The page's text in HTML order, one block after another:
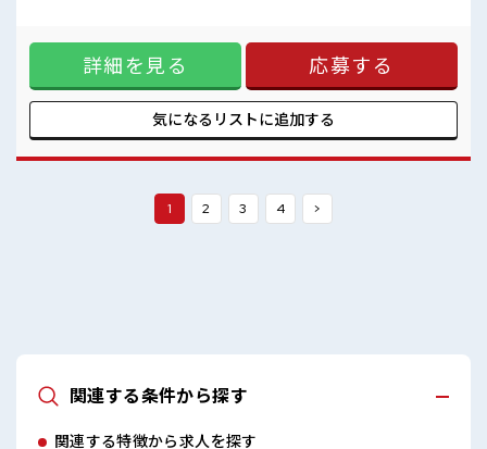
車・バイク・自転車通勤OK！
工場近くに駐車場があります！
らかを選択できます！ 銀行・郵便局・スーパー・コンビニな
どは 寮から車で10分圏内にあるのでとっても便利☆ 駐車場が
あるので車の持ち込みもOKです！ 赴任時の交通費の支給もあ
ります◎ 《残業多めだから稼げる*》 残業は月20時間以上あ
るのでお給料に上乗せできる★ 頑張った分しっかり返ってく
るのでヤリガイ抜群！ ■職場の雰囲気 幅広い年代の方がカツ
更衣室完備！ 1着目の制服は無料支給なので事前の準備は不要
ります！ #ryo
詳細を見る 応募する
気になるリストに追加する
1 2 3 4 >
関連する条件から探す
関連する特徴から求人を探す